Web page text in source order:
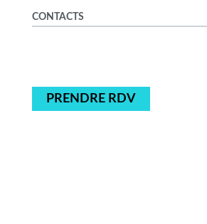
CONTACTS
PRENDRE RDV